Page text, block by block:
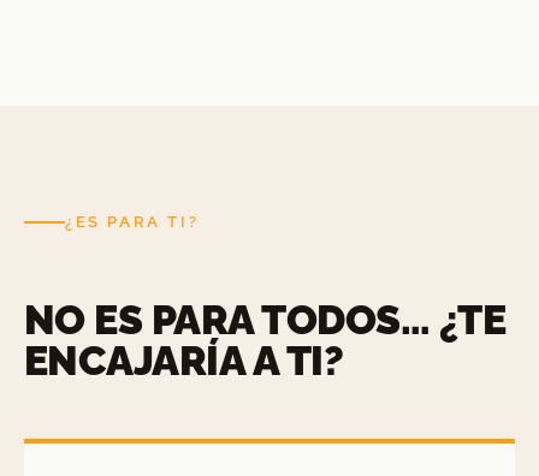
¿ES PARA TI?
NO ES PARA TODOS… ¿TE
ENCAJARÍA A TI?